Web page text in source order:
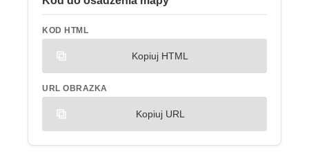
KOD HTML
Kopiuj HTML
URL OBRAZKA
Kopiuj URL